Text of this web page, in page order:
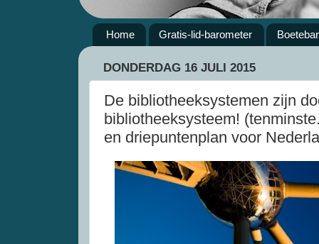
Home Gratis-lid-barometer
DONDERDAG 16 JULI 2015
De bibliotheeksystemen zijn
bibliotheeksysteem!
en driepuntenplan voor